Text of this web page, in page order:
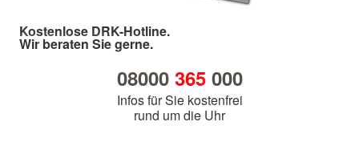
Kostenlose DRK-Hotline.
Wir beraten Sie gerne.
08000 365000
Infos für Sie kostenfrei
rund um die Uhr